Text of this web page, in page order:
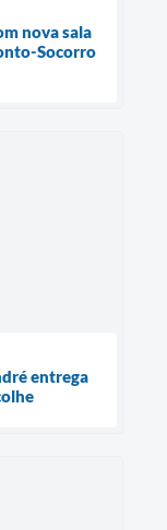
nova sala
Socorro
entrega